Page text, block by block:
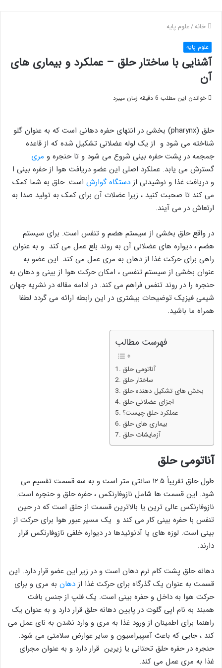
خانه/علوم پایه
علوم پایه
آشنایی با ساختار حلق – عملکرد و بیماری های
آن
خواندن این مطلب 6 دقیقه زمان میبرد
حلق (pharynx) بخشی در انتهای حفره دهانی است که به عنوان گلو
شناخته می شود و از یک لوله عضلانی تشکیل شده که از قاعده
جمجمه در پشت حفره بینی شروع می شود و تا حنجره و مری
گسترش می یابد. عملکرد اصلی این عضو دریافت هوا از حفره بینی ا
و دریافت غذا و نوشیدنی از دستگاه گوارش است. حلق به شما کمک
می کند تا صحبت کنید ، زیرا عضلات آن برای کمک به تولید صدا به
ارتعاش در می آیند.
در واقع حلق بخشی از سیستم هضم و تنفس است. برای سیستم
هضم ، دیواره های عضلانی آن به روند بلع عمل می کند و به عنوان
راهی برای حرکت غذا از دهان به مری عمل می کند. این عضو به
عنوان بخشی از سیستم تنفسی ، امکان حرکت هوا از بینی و دهان به
حنجره را در روند تنفس فراهم می کند. در ادامه مقاله در نشریه جهان
شیمی فیزیک توضیحات بیشتری در این رابطه ارائه می گردد لطفا
همراه ما باشید.
فهرست مطالب
آناتومی حلق
ساختار حلق
بخش های تشکیل دهنده حلق
اجزای عضلانی حلق
عملکرد حلق چیست؟
بیماری های حلق
آزمایشات حلق
آناتومی حلق
طول حلق تقریباً ۱۲.۵ سانتی متر است و به سه قسمت تقسیم می
شود. این قسمت ها شامل نازوفارنکس ، حفره حلق و حنجره است.
نازوفارنکس عالی ترین یا بالاترین قسمت از حلق است که در حین
تنفس با حفره بینی کار می کند و یک مسیر عبور هوا برای حرکت از
بینی است. لوزه های یا آدنوئیدها در دیواره خلفی نازوفارنکس قرار
دارند.
دهانه حلق پشت کام نرم دهان است و در زیر این عضو قرار دارد. این
قسمت به عنوان یک گذرگاه برای حرکت غذا از دهان به مری و برای
حرکت هوا به داخل و حفره بینی است. یک فلپ از جنس بافت
همبند به نام اپی گلوت در پایین دهانه حلق قرار دارد و به عنوان یک
راهنما برای اطمینان از ورود غذا به مری و وارد نشدن به نای عمل می
کند ، جایی که باعث آسپیراسیون و سایر عوارض سلامتی می شود.
حنجره در حفره حلق تحتانی یا زیرین قرار دارد و به عنوان مجرای
غذا به مری عمل می کند.